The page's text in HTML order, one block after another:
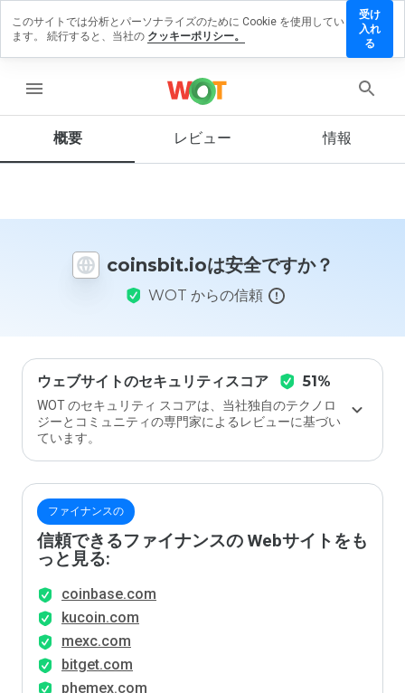
menu
概要 レビュー 情報
coinsbit.ioは安全ですか？
WOT からの信頼
ウェブサイトのセキュリティスコア 51%
WOT のセキュリティ スコアは、当社独自のテクノロ
ジーとコミュニティの専門家によるレビューに基づい
ています。
ファイナンスの
信頼できるファイナンスの Webサイトをも
っと見る:
coinbase.com
kucoin.com
mexc.com
bitget.com
phemex.com
ビュ
残す
この
イト
価し
ます
か？
このサイトでは分析とパーソナライズのために Cookie を使用してい
ます。 続行すると、当社の クッキーポリシー。
受け
入れ
る